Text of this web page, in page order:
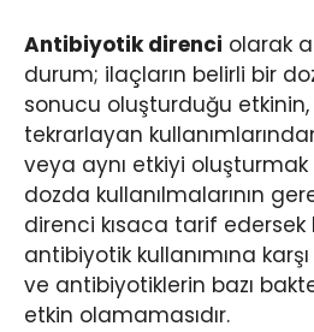
Antibiyotik direnci olarak
durum; ilaçların belirli bir
sonucu oluşturduğu etkinin,
tekrarlayan
veya aynı etkiyi
dozda kullanılmalarının
direnci kısaca tarif edersek
antibiyotik kullanımına
ve antibiyotiklerin bazı
etkin olamamasıdır.